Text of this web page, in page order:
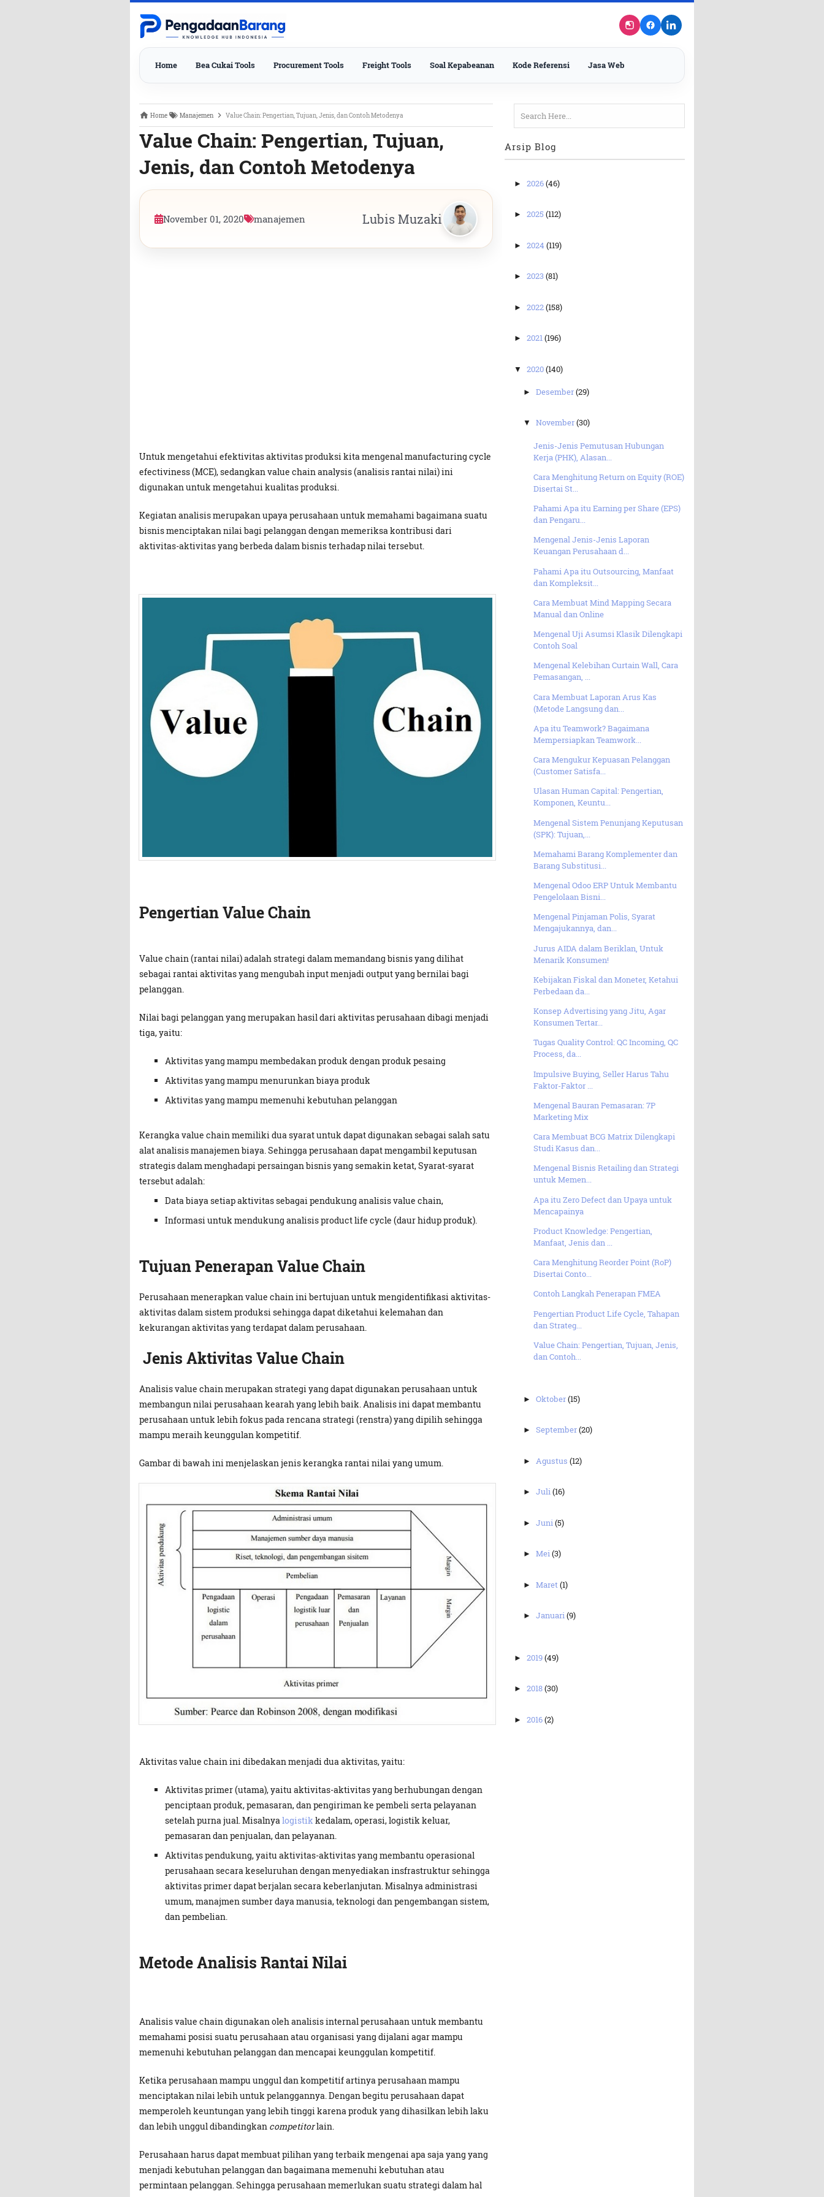
Home Bea Cukai Tools Procurement Tools Freight Tools Soal Kepabeanan Kode Referensi Jasa Web
Home Manajemen Value Chain: Pengertian, Tujuan, Jenis, dan Contoh Metodenya
Value Chain: Pengertian, Tujuan,
Jenis, dan Contoh Metodenya
November 01, 2020 manajemen Lubis Muzaki
Untuk mengetahui efektivitas aktivitas produksi kita mengenal manufacturing cycle
efectiviness (MCE), sedangkan value chain analysis (analisis rantai nilai) ini
digunakan untuk mengetahui kualitas produksi.
Kegiatan analisis merupakan upaya perusahaan untuk memahami bagaimana suatu
bisnis menciptakan nilai bagi pelanggan dengan memeriksa kontribusi dari
aktivitas-aktivitas yang berbeda dalam bisnis terhadap nilai tersebut.
Pengertian Value Chain
Value chain (rantai nilai) adalah strategi dalam memandang bisnis yang dilihat
sebagai rantai aktivitas yang mengubah input menjadi output yang bernilai bagi
pelanggan.
Nilai bagi pelanggan yang merupakan hasil dari aktivitas perusahaan dibagi menjadi
tiga, yaitu:
Aktivitas yang mampu membedakan produk dengan produk pesaing
Aktivitas yang mampu menurunkan biaya produk
Aktivitas yang mampu memenuhi kebutuhan pelanggan
Kerangka value chain memiliki dua syarat untuk dapat digunakan sebagai salah satu
alat analisis manajemen biaya. Sehingga perusahaan dapat mengambil keputusan
strategis dalam menghadapi persaingan bisnis yang semakin ketat, Syarat-syarat
tersebut adalah:
Data biaya setiap aktivitas sebagai pendukung analisis value chain,
Informasi untuk mendukung analisis product life cycle (daur hidup produk).
Tujuan Penerapan Value Chain
Perusahaan menerapkan value chain ini bertujuan untuk mengidentifikasi aktivitas-
aktivitas dalam sistem produksi sehingga dapat diketahui kelemahan dan
kekurangan aktivitas yang terdapat dalam perusahaan.
Jenis Aktivitas Value Chain
Analisis value chain merupakan strategi yang dapat digunakan perusahaan untuk
membangun nilai perusahaan kearah yang lebih baik. Analisis ini dapat membantu
perusahaan untuk lebih fokus pada rencana strategi (renstra) yang dipilih sehingga
mampu meraih keunggulan kompetitif.
Gambar di bawah ini menjelaskan jenis kerangka rantai nilai yang umum.
Aktivitas value chain ini dibedakan menjadi dua aktivitas, yaitu:
Aktivitas primer (utama), yaitu aktivitas-aktivitas yang berhubungan dengan
penciptaan produk, pemasaran, dan pengiriman ke pembeli serta pelayanan
setelah purna jual. Misalnya logistik kedalam, operasi, logistik keluar,
pemasaran dan penjualan, dan pelayanan.
Aktivitas pendukung, yaitu aktivitas-aktivitas yang membantu operasional
perusahaan secara keseluruhan dengan menyediakan insfrastruktur sehingga
aktivitas primer dapat berjalan secara keberlanjutan. Misalnya administrasi
umum, manajmen sumber daya manusia, teknologi dan pengembangan sistem,
dan pembelian.
Metode Analisis Rantai Nilai
Analisis value chain digunakan oleh analisis internal perusahaan untuk membantu
memahami posisi suatu perusahaan atau organisasi yang dijalani agar mampu
memenuhi kebutuhan pelanggan dan mencapai keunggulan kompetitif.
Ketika perusahaan mampu unggul dan kompetitif artinya perusahaan mampu
menciptakan nilai lebih untuk pelanggannya. Dengan begitu perusahaan dapat
memperoleh keuntungan yang lebih tinggi karena produk yang dihasilkan lebih laku
dan lebih unggul dibandingkan competitorlain.
Perusahaan harus dapat membuat pilihan yang terbaik mengenai apa saja yang yang
menjadi kebutuhan pelanggan dan bagaimana memenuhi kebutuhan atau
permintaan pelanggan. Sehingga perusahaan memerlukan suatu strategi dalam hal
Arsip Blog
► 2026(46)
► 2025 (112)
► 2024 (119)
► 2023(81)
► 2022(158)
► 2021(196)
▼ 2020(140)
►Desember(29)
▼November(30)
Jenis-Jenis Pemutusan Hubungan
Kerja (PHK), Alasan...
Cara Menghitung Return on Equity (ROE)
Disertai St...
Pahami Apa itu Earning per Share (EPS)
dan Pengaru...
Mengenal Jenis-Jenis Laporan
Keuangan Perusahaan d...
Pahami Apa itu Outsourcing, Manfaat
dan Kompleksit...
Cara Membuat Mind Mapping Secara
Manual dan Online
Mengenal Uji Asumsi Klasik Dilengkapi
Contoh Soal
Mengenal Kelebihan Curtain Wall, Cara
Pemasangan, ...
Cara Membuat Laporan Arus Kas
(Metode Langsung dan...
Apa itu Teamwork? Bagaimana
Mempersiapkan Teamwork...
Cara Mengukur Kepuasan Pelanggan
(Customer Satisfa...
Ulasan Human Capital: Pengertian,
Komponen, Keuntu...
Mengenal Sistem Penunjang Keputusan
(SPK): Tujuan,...
Memahami Barang Komplementer dan
Barang Substitusi...
Mengenal Odoo ERP Untuk Membantu
Pengelolaan Bisni...
Mengenal Pinjaman Polis, Syarat
Mengajukannya, dan...
Jurus AIDA dalam Beriklan, Untuk
Menarik Konsumen!
Kebijakan Fiskal dan Moneter, Ketahui
Perbedaan da...
Konsep Advertising yang Jitu, Agar
Konsumen Tertar...
Tugas Quality Control: QC Incoming, QC
Process, da...
Impulsive Buying, Seller Harus Tahu
Faktor-Faktor ...
Mengenal Bauran Pemasaran: 7P
Marketing Mix
Cara Membuat BCG Matrix Dilengkapi
Studi Kasus dan...
Mengenal Bisnis Retailing dan Strategi
untuk Memen...
Apa itu Zero Defect dan Upaya untuk
Mencapainya
Product Knowledge: Pengertian,
Manfaat, Jenis dan ...
Cara Menghitung Reorder Point (RoP)
Disertai Conto...
Contoh Langkah Penerapan FMEA
Pengertian Product Life Cycle, Tahapan
dan Strateg...
Value Chain: Pengertian, Tujuan, Jenis,
dan Contoh...
►Oktober(15)
►September(20)
► Agustus(12)
►Juli(16)
►Juni(5)
►Mei(3)
►Maret(1)
►Januari(9)
► 2019(49)
► 2018(30)
► 2016(2)